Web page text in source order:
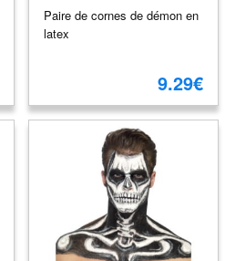
Paire de cornes de démon en
latex
9.29€